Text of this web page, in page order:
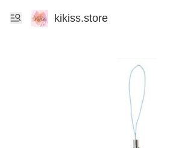
kikiss.store